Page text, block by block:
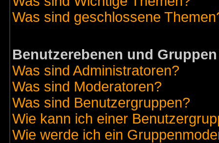
Was sind geschlossene
Benutzerebenen und Gruppen
Was sind Administratoren?
Was sind Moderatoren?
Was sind Benutzergruppen?
Wie kann ich einer
Wie werde ich ein